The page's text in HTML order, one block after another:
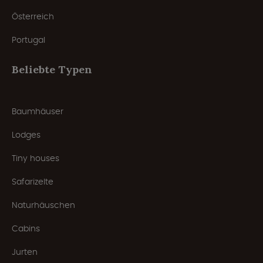
Österreich
Portugal
Beliebte Typen
Baumhäuser
Lodges
Tiny houses
Safarizelte
Naturhäuschen
Cabins
Jurten